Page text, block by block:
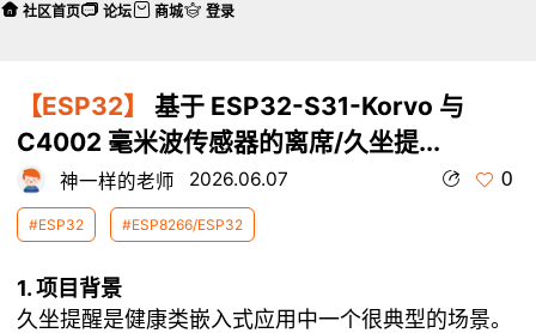
【ESP32】
基于 ESP32-S31-Korvo 与
C4002 毫米波传感器的离席/久坐提...
神一样的老师 2026.06.07 0
#ESP32 #ESP8266/ESP32
1. 项目背景
久坐提醒是健康类嵌入式应用中一个很典型的场景。
社区首页 论坛 商城 登录